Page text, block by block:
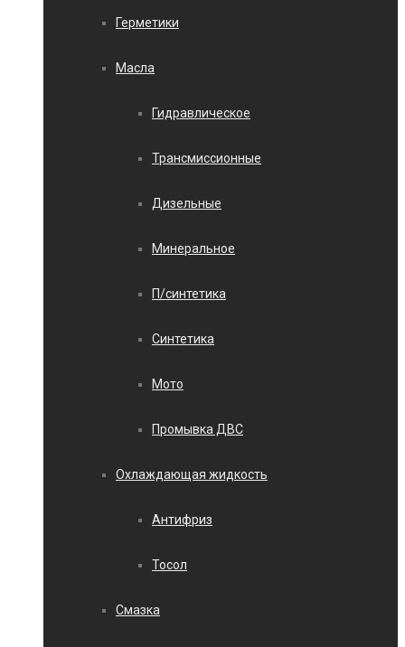
Герметики
Масла
Гидравлическое
Трансмиссионные
Дизельные
Минеральное
П/синтетика
Синтетика
Мото
Промывка ДВС
Охлаждающая жидкость
Антифриз
Тосол
Смазка